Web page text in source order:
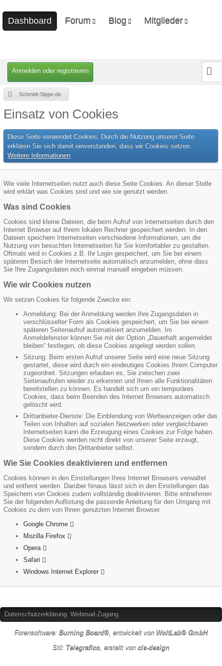
Anmelden oder registrieren
Dashboard Forum Blog Mitglieder
Schmidt-Sippe.de
Einsatz von Cookies
Diese Seite verwendet Cookies. Durch die Nutzung unserer Seite
erklären Sie sich damit einverstanden, dass wir Cookies setzen.
Weitere Informationen
Wie viele Internetseiten nutzt auch diese Seite Cookies. An dieser Stelle
wird erklärt was Cookies sind und wie sie genutzt werden.
Was sind Cookies
Cookies sind kleine Dateien, die beim Aufruf von Internetseiten durch den
Internet Browser auf Ihrem lokalen Rechner gespeichert werden. In den
Dateien speichern Internetseiten verschiedene Informationen, um die
Nutzung von besuchten Internetseiten für Sie komfortabler zu gestalten.
Oftmals wird in Cookies z.B. Ihr Login gespeichert, um Sie bei einem
späteren Besuch der Internetseite automatisch anzumelden, ohne dass
Sie Ihre Zugangsdaten noch einmal manuell eingeben müssen.
Wie wir Cookies nutzen
Wir setzen Cookies für folgende Zwecke ein:
Anmeldung: Bei der Anmeldung werden Ihre Zugangsdaten in
verschlüsselter Form als Cookies gespeichert, um Sie bei einem
späteren Seitenaufruf automatisiert anzumelden. Im
Anmeldefenster können Sie mit der Option „Dauerhaft angemeldet
bleiben“ festlegen, ob diese Cookies angelegt werden sollen.
Sitzung: Beim ersten Aufruf unserer Seite wird eine neue Sitzung
gestartet, diese wird durch ein eindeutiges Cookies Ihrem Computer
zugeordnet. Sitzungen erlauben es, Sie zwischen zwei
Seitenaufrufen wieder zu erkennen und Ihnen alle Funktionalitäten
bereitstellen zu können. Es handelt sich um ein temporäres
Cookies, dass beim Beenden des Internet Browsers automatisch
gelöscht wird.
Drittanbieter-Dienste: Die Einblendung von Werbeanzeigen oder das
Teilen von Inhalten auf sozialen Netzwerken oder vergleichbaren
Internetseiten kann die Erzeugung eines Cookies zur Folge haben.
Diese Cookies werden nicht direkt von unserer Seite erzeugt,
sondern durch den Drittanbieter selbst.
Wie Sie Cookies deaktivieren und entfernen
Cookies können in den Einstellungen Ihres Internet Browsers verwaltet
und entfernt werden. Darüber hinaus lässt sich in den Einstellungen das
Speichern von Cookies zudem vollständig deaktivieren. Bitte entnehmen
Sie der folgenden Auflistung die passende Anleitung für den Umgang mit
Cookies zu dem von Ihnen genutzten Internet Browser.
Google Chrome
Mozilla Firefox
Opera
Safari
Windows Internet Explorer
Datenschutzerklärung Webmail-Zugang
Forensoftware: Burning Board®, entwickelt von WoltLab® GmbH
Stil: Telegrafico, erstellt von cls-design